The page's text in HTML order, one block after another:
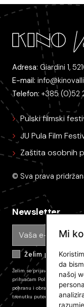
Mi
da
našoj
Adresa: Giardini 1,
E-mail:
Telefon: +385 (0)52
Pulski filmski
JU Pula Film
Zaštita osobnih
© Sva prava
Newsletter
Želim primati e-
Želim se prijaviti na
prihvaćam Politiku zaštite
pohranu i obradu podataka
trenutku putem poveznice u